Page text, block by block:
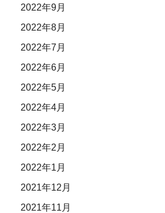
2022年9月
2022年8月
2022年7月
2022年6月
2022年5月
2022年4月
2022年3月
2022年2月
2022年1月
2021年12月
2021年11月